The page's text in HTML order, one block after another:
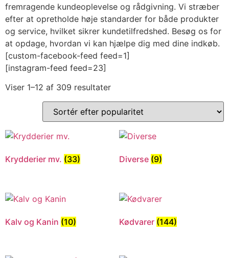
fremragende kundeoplevelse og rådgivning. Vi stræber
efter at opretholde høje standarder for både produkter
og service, hvilket sikrer kundetilfredshed. Besøg os for
at opdage, hvordan vi kan hjælpe dig med dine indkøb.
[custom-facebook-feed feed=1]
[instagram-feed feed=23]
Viser 1–12 af 309 resultater
Krydderier mv. (33) Diverse (9)
Kalv og Kanin (10) Kødvarer (144)